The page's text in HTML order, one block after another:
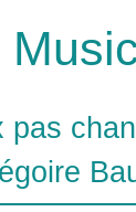
pas